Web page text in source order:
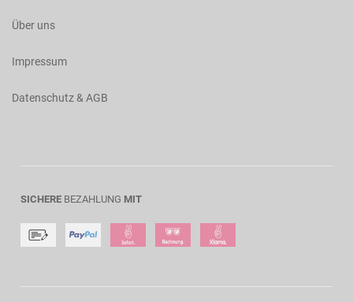
Über uns
Impressum
Datenschutz & AGB
SICHERE BEZAHLUNG MIT